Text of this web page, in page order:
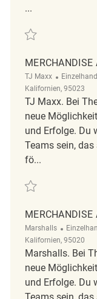
...
Retten
MERCHANDISE
TJ Maxx Kategorie
Kalifornien, 95023
TJ Maxx. Bei
neue
und Erfolge. Du
Teams sein,
fö...
Retten
MERCHANDISE
Marshalls Kategorie
Kalifornien, 95020
Marshalls. Bei
neue
und Erfolge. Du
Teams sein,